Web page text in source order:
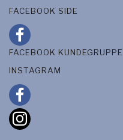
FACEBOOK SIDE
FACEBOOK KUNDEGRUPPE
INSTAGRAM